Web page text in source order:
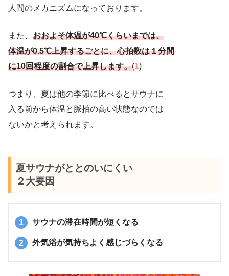
人間のメカニズムになっております。
また、 おおよそ体温が40℃くらいまでは、
体温が0.5℃上昇するごとに、心拍数は１分間
に10回程度の割合で上昇します。(1 )
つまり、夏は他の季節に比べるとサウナに
入る前から体温と脈拍の高い状態なのでは
ないかと考えられます。
夏サウナがととのいにくい
２大要因
サウナの滞在時間が短くなる
外気浴が気持ちよく感じづらくなる